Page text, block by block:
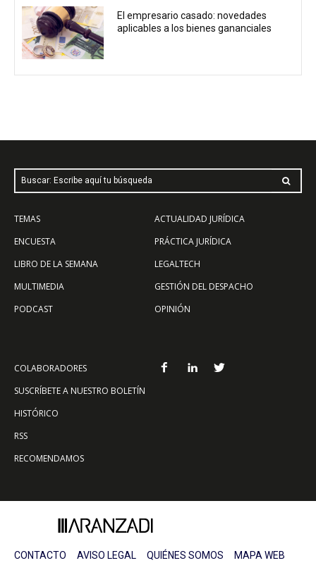
El empresario casado: novedades
aplicables a los bienes gananciales
Buscar: Escribe aquí tu búsqueda
TEMAS
ENCUESTA
LIBRO DE LA SEMANA
MULTIMEDIA
PODCAST
ACTUALIDAD JURÍDICA
PRÁCTICA JURÍDICA
LEGALTECH
GESTIÓN DEL DESPACHO
OPINIÓN
COLABORADORES
SUSCRÍBETE A NUESTRO BOLETÍN
HISTÓRICO
RSS
RECOMENDAMOS
CONTACTO AVISO LEGAL QUIÉNES SOMOS MAPA WEB